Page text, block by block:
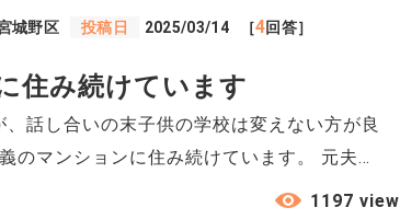
りません。
城野区 投稿日 2025/03/14 ［4回答］
住み続けています
話し合いの末子供の学校は変えない方が良
のマンションに住み続けています。 元夫は
ンションのローンも払い続けてくれていま
1197 view